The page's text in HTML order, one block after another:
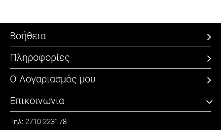
Βοήθεια
Πληροφορίες
Ο Λογαριασμός μου
Επικοινωνία
Τηλ: 2710 223178